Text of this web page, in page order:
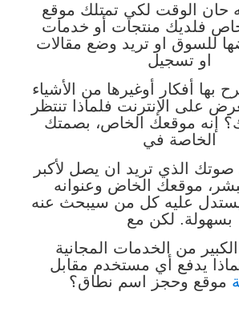
حان الوقت لكي تمتلك موقع
فلديك منتجات أو خدمات
للسوق او تريد وضع مقالات
او تسجيل
بها أفكار أوغيرها من الأشياء
على الإنترنت فلماذا تنتظر
إنه موقعك الخاص، بصمتك
الخاصة في
صوتك الذي تريد ان يصل لأكبر
موقعك الخاض وعنوانه
عليه كل من سيبحث عنه
بسهولة. لكن مع
الكبير من الخدمات المجانية
لماذا يدفع أي مستخدم مقابل
موقع وحجز اسم نطاق؟